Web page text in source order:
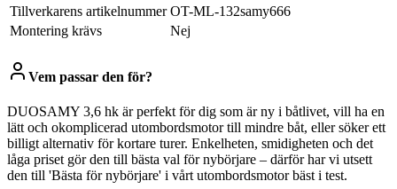
Tillverkarens artikelnummer ‎OT-ML-132samy666
Montering krävs
‎Nej
Vem passar den för?
DUOSAMY 3,6 hk är perfekt för dig som är ny i båtlivet, vill ha en
lätt och okomplicerad utombordsmotor till mindre båt, eller söker ett
billigt alternativ för kortare turer. Enkelheten, smidigheten och det
låga priset gör den till bästa val för nybörjare – därför har vi utsett
den till 'Bästa för nybörjare' i vårt utombordsmotor bäst i test.